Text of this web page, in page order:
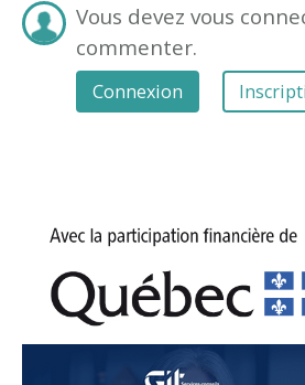
Vous devez vous
commenter.
Connexion